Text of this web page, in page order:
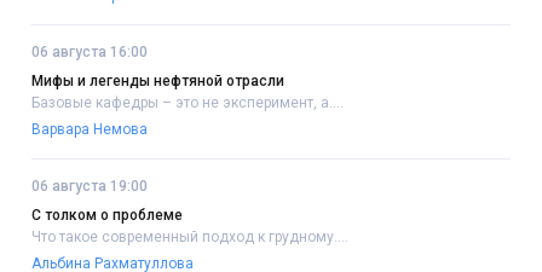
06 августа 16:00
Мифы и легенды нефтяной отрасли
Базовые кафедры – это не эксперимент, а....
Варвара Немова
06 августа 19:00
С толком о проблеме
Что такое современный подход к грудному....
Альбина Рахматуллова